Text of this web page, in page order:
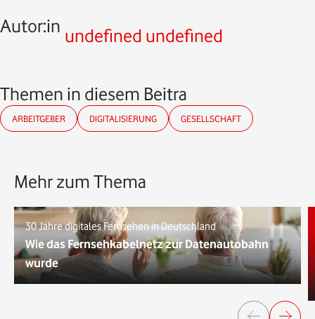
Autor:in undefined undefined
Themen in diesem Beitrag
ARBEITGEBER DIGITALISIERUNG GESELLSCHAFT
Mehr zum Thema
30 Jahre digitales Fernsehen in Deutschland
Wie das Fernsehkabelnetz zur Datenautobahn
wurde